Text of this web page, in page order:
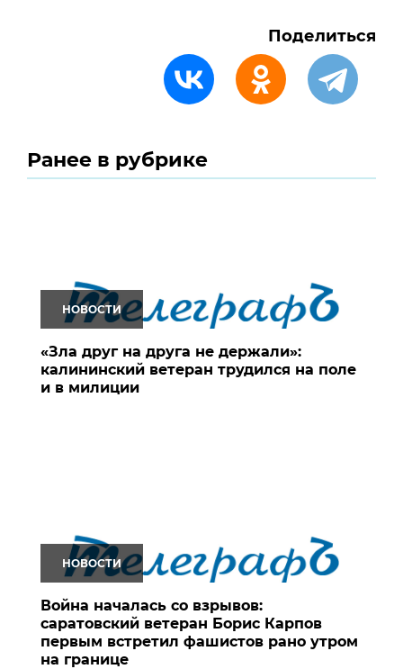
Поделиться
Ранее в рубрике
НОВОСТИ
«Зла друг на друга не держали»:
калининский ветеран трудился на поле
и в милиции
НОВОСТИ
Война началась со взрывов:
саратовский ветеран Борис Карпов
первым встретил фашистов рано утром
на границе